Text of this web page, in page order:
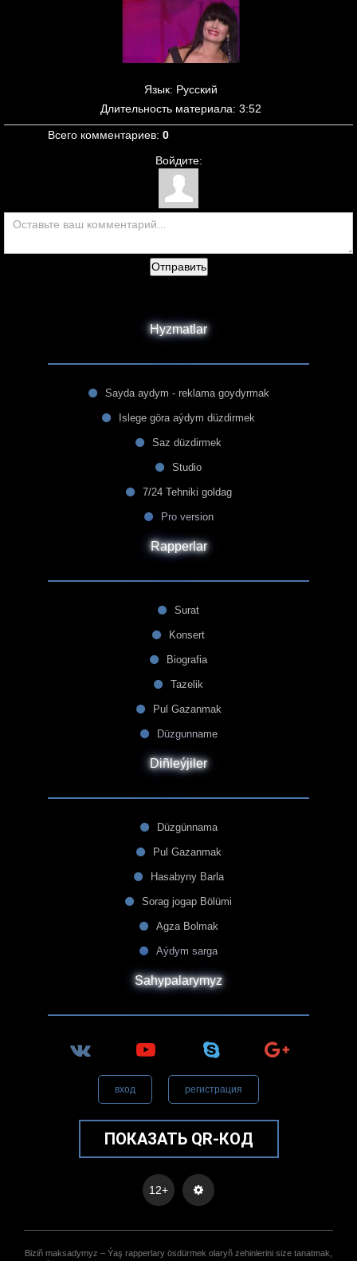
Язык: Русский
Длительность материала: 3:52
Всего комментариев: 0
Войдите:
Отправить
Hyzmatlar
Sayda aydym - reklama goydyrmak
Islege göra aýdym düzdirmek
Saz düzdirmek
Studio
7/24 Tehniki goldag
Pro version
Rapperlar
Surat
Konsert
Biografia
Tazelik
Pul Gazanmak
Düzgunname
Diñleýjiler
Düzgünnama
Pul Gazanmak
Hasabyny Barla
Sorag jogap Bölümi
Agza Bolmak
Aýdym sarga
Sahypalarymyz
вход регистрация
ПОКАЗАТЬ QR-КОД
12+
Biziñ maksadymyz – Ýaş rapperlary ösdürmek olaryñ zehinlerini size tanatmak,